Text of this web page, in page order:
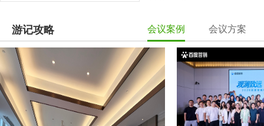
游记攻略 会议案例 会议方案